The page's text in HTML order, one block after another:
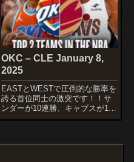
OKC – CLE January 8,
2025
EASTとWESTで圧倒的な勝率を
誇る首位同士の激突です！！サ
ンダーが10連勝、キャブスが15
連勝と共に連勝街道爆進中w
CITY THUNDERShai Gilgeo...